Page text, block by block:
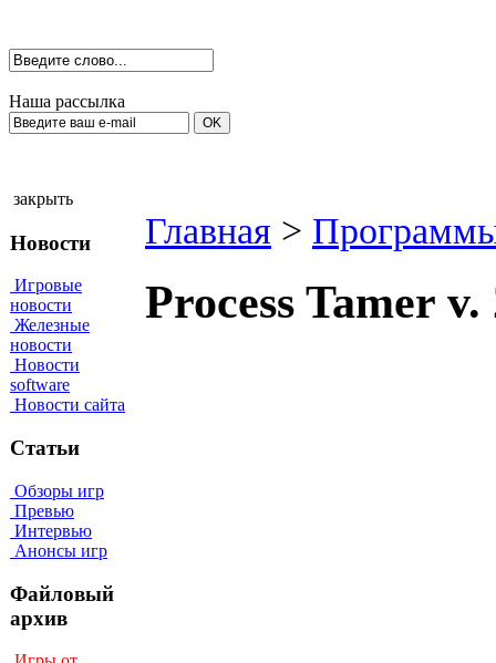
Наша рассылка
закрыть
Новости
Игровые
новости
Железные
новости
Новости
software
Новости сайта
Статьи
Обзоры игр
Превью
Интервью
Анонсы игр
Файловый
архив
Главная >
Process Tamer